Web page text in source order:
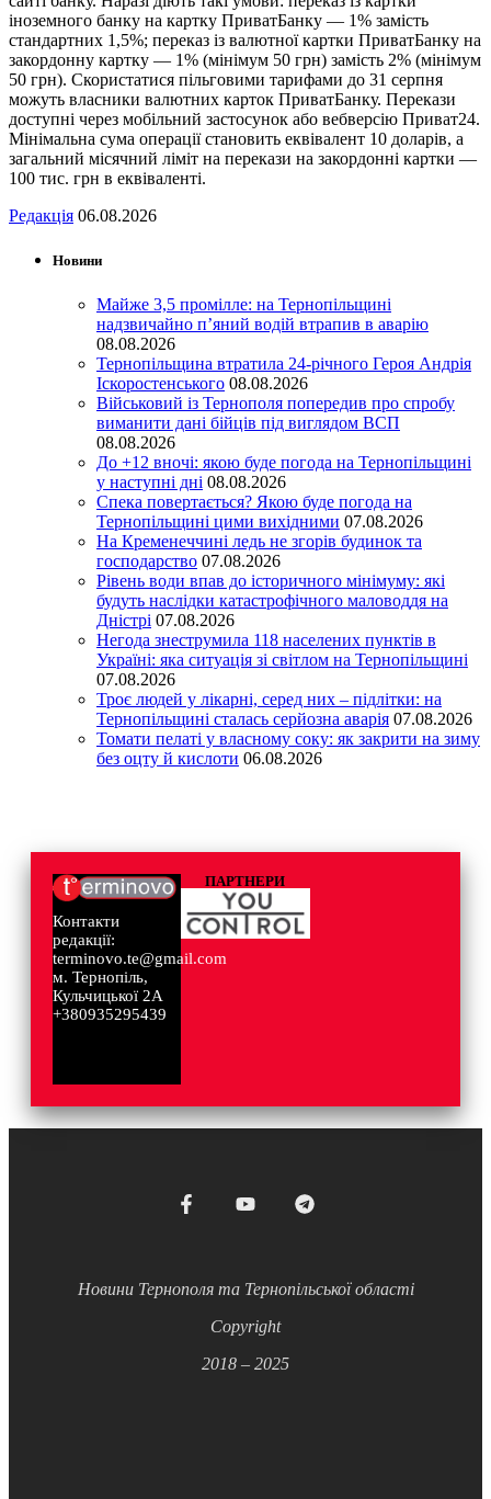
іноземного банку на картку ПриватБанку — 1% замість
стандартних 1,5%; переказ із валютної картки ПриватБанку на
закордонну картку — 1% (мінімум 50 грн) замість 2% (мінімум
50 грн). Скористатися пільговими тарифами до 31 серпня
можуть власники валютних карток ПриватБанку. Перекази
доступні через мобільний застосунок або вебверсію Приват24.
Мінімальна сума операції становить еквівалент 10 доларів, а
загальний місячний ліміт на перекази на закордонні картки —
100 тис. грн в еквіваленті.
Редакція 06.08.2026
Новини
Майже 3,5 промілле: на Тернопільщині
надзвичайно п’яний водій втрапив в аварію
08.08.2026
Тернопільщина втратила 24-річного Героя Андрія
Іскоростенського 08.08.2026
Військовий із Тернополя попередив про спробу
виманити дані бійців під виглядом ВСП
08.08.2026
До +12 вночі: якою буде погода на Тернопільщині
у наступні дні 08.08.2026
Спека повертається? Якою буде погода на
Тернопільщині цими вихідними 07.08.2026
На Кременеччині ледь не згорів будинок та
господарство 07.08.2026
Рівень води впав до історичного мінімуму: які
будуть наслідки катастрофічного маловоддя на
Дністрі 07.08.2026
Негода знеструмила 118 населених пунктів в
Україні: яка ситуація зі світлом на Тернопільщині
07.08.2026
Троє людей у лікарні, серед них – підлітки: на
Тернопільщині сталась серйозна аварія 07.08.2026
Томати пелаті у власному соку: як закрити на зиму
без оцту й кислоти 06.08.2026
Контакти
редакції:
terminovo.te@gmail.com
м. Тернопіль,
Кульчицької 2А
+380935295439
ПАРТНЕРИ
Новини Тернополя та Тернопільської області
Copyright
2018 – 2025